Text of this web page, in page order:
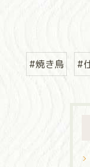
#焼き鳥 #